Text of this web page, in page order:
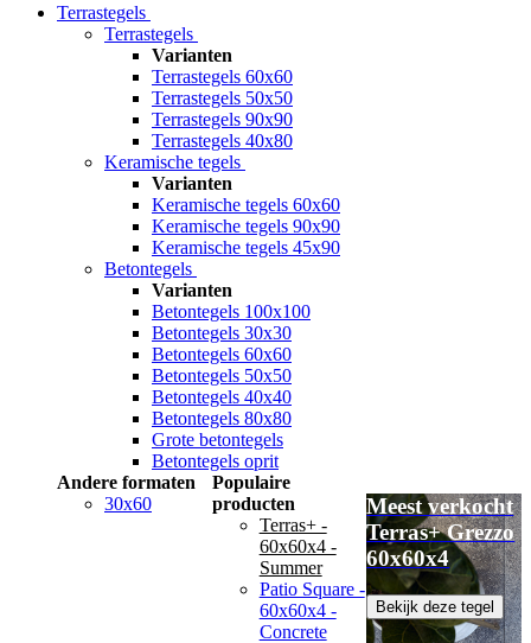
Terrastegels
Terrastegels
Varianten
Terrastegels 60x60
Terrastegels 50x50
Terrastegels 90x90
Terrastegels 40x80
Keramische tegels
Varianten
Keramische tegels 60x60
Keramische tegels 90x90
Keramische tegels 45x90
Betontegels
Varianten
Betontegels 100x100
Betontegels 30x30
Betontegels 60x60
Betontegels 50x50
Betontegels 40x40
Betontegels 80x80
Grote betontegels
Betontegels oprit
Andere formaten
30x60
Populaire
producten
Terras+ -
60x60x4 -
Summer
Patio Square -
60x60x4 -
Concrete
Meest verkocht
Terras+ Grezzo
60x60x4
Bekijk deze tegel